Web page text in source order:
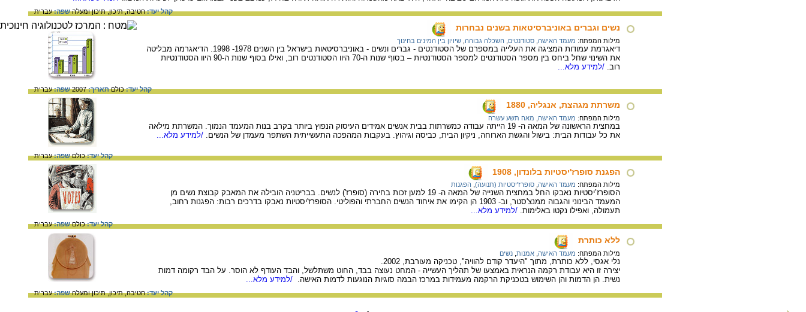
קהל יעד:חטיבה,תיכון,תיכון ומעלהשפה:עברית
נשים וגברים באוניברסיטאות בשנים נבחרות
מילות המפתח: מעמד האישה סטודנטים השכלה גבוהה שיויון בין המינים בחינוך
דיאגרמת עמודות המציגה את העלייה במספרם של הסטודנטים - גברים ונשים - באוניברסיטאות בישראל בין השנים 1978- 1998. הדיאגרמה מבליטה
את השינוי שחל ביחס בין מספר הסטודנטים למספר הסטודנטיות – בסוף שנות ה-70 היוו הסטודנטים רוב, ואילו בסוף שנות ה-90 היוו הסטודנטיות
רוב. /למידע מלא...
קהל יעד:כולםתאריך:2007 שפה:עברית
משרתת מגהצת, אנגליה, 1880
מילות המפתח: מעמד האישה מאה תשע עשרה
במחצית הראשונה של המאה ה- 19 הייתה עבודה כמשרתות בבית אנשים אמידים העיסוק הנפוץ ביותר בקרב בנות המעמד הנמוך. המשרתת מילאה
את כל עבודות הבית: בישול והגשת הארוחה, ניקיון הבית, כביסה וגיהוץ. בעקבות המהפכה התעשייתית השתפר מעמדן של הנשים. /למידע מלא...
קהל יעד:כולםשפה:עברית
הפגנת סופרז'יסטיות בלונדון, 1908
מילות המפתח: מעמד האישה סופרז'יסטיות (תנועה) הפגנות
הסופרז’יסטיות נאבקו החל במחצית השנייה של המאה ה- 19 למען זכות בחירה (סופרז') לנשים. בבריטניה הובילה את המאבק קבוצת נשים מן
המעמד הבינוני והגבוה ממנצ'סטר, וב- 1903 הן הקימו את איחוד הנשים החברתי והפוליטי. הסופרז'יסטיות נאבקו בדרכים רבות: הפגנות רחוב,
תעמולה, ואפילו נקטו באלימות. /למידע מלא...
קהל יעד:כולםשפה:עברית
ללא כותרת
מילות המפתח: מעמד האישה אמנות נשים
נלי אגסי, ללא כותרת, מתוך "היעדר קודם להוויה", טכניקה מעורבת, 2002.
יצירה זו היא עבודת רקמה הנראית באמצעו של תהליך העשייה - המחט נעוצה בבד, החוט משתלשל, והבד העודף לא הוסר. על הבד רקומה דמות
נשית. הן הדמות והן השימוש בטכניקת הרקמה מעמידות במרכז הבמה סוגיות הנוגעות לדמות האישה.
/למידע מלא...
קהל יעד:חטיבה,תיכון,תיכון ומעלהשפה:עברית